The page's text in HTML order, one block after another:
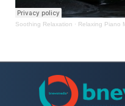
Soothing Relaxation · Relaxing Piano Music: